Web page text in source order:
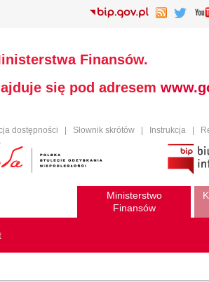
Finansów.
się pod adresem
dostępności Słownik skrótów Instrukcja
Ministerstwo
Finansów